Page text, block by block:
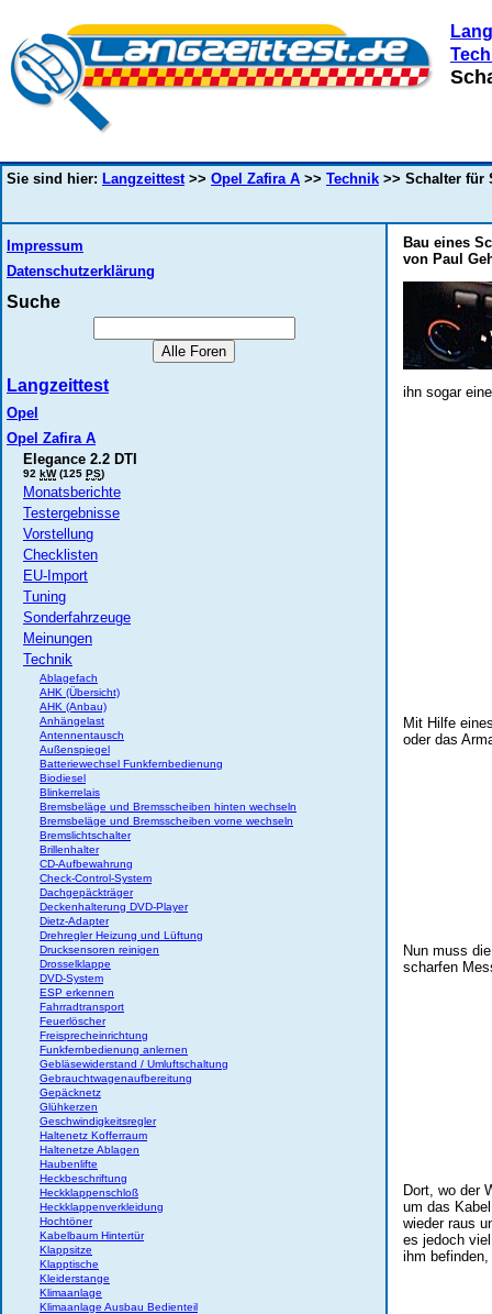
Sie sind hier: Langzeittest>> Opel Zafira A >> Technik >> Schalter für
Impressum
Datenschutzerklärung
Suche
Langzeittest
Opel
Opel Zafira A
Elegance 2.2 DTI
92 kW(125 PS)
Monatsberichte
Testergebnisse
Vorstellung
Checklisten
EU-Import
Tuning
Sonderfahrzeuge
Meinungen
Technik
Ablagefach
AHK (Übersicht)
AHK (Anbau)
Anhängelast
Antennentausch
Außenspiegel
Batteriewechsel Funkfernbedienung
Biodiesel
Blinkerrelais
Bremsbeläge und Bremsscheiben hinten wechseln
Bremsbeläge und Bremsscheiben vorne wechseln
Bremslichtschalter
Brillenhalter
CD-Aufbewahrung
Check-Control-System
Dachgepäckträger
Deckenhalterung DVD-Player
Dietz-Adapter
Drehregler Heizung und Lüftung
Drucksensoren reinigen
Drosselklappe
DVD-System
ESP erkennen
Fahrradtransport
Feuerlöscher
Freisprecheinrichtung
Funkfernbedienung anlernen
Gebläsewiderstand / Umluftschaltung
Gebrauchtwagenaufbereitung
Gepäcknetz
Glühkerzen
Geschwindigkeitsregler
Haltenetz Kofferraum
Haltenetze Ablagen
Haubenlifte
Heckbeschriftung
Heckklappenschloß
Heckklappenverkleidung
Hochtöner
Kabelbaum Hintertür
Klappsitze
Klapptische
Kleiderstange
Klimaanlage
Klimaanlage Ausbau Bedienteil
Bau eines
von Paul
ihn sogar
Mit Hilfe
oder das
Nun muss
scharfen
Dort, wo der
um das
wieder raus
es jedoch
ihm